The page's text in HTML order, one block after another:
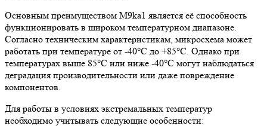
Основным преимуществом M9ka1 является её способность
функционировать в широком температурном диапазоне.
Согласно техническим характеристикам, микросхема может
работать при температуре от -40°C до +85°C. Однако при
температурах выше 85°C или ниже -40°C могут наблюдаться
деградация производительности или даже повреждение
компонентов.
Для работы в условиях экстремальных температур
необходимо учитывать следующие особенности: